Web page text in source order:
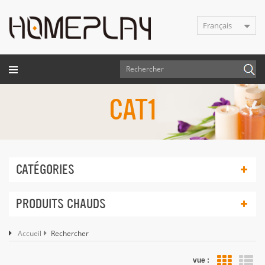
Français
CAT1
CATÉGORIES
PRODUITS CHAUDS
Accueil Rechercher
vue :